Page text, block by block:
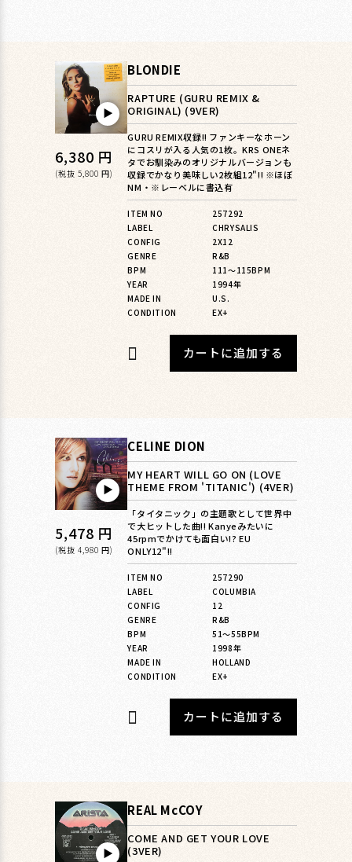
▶︎
通
常
6,380 円
(税抜 5,800 円)
BLONDIE
RAPTURE (GURU REMIX &
ORIGINAL) (9VER)
GURU REMIX収録!! ファンキーなホーン
にコスリが入る人気の1枚。KRS ONEネ
タでお馴染みのオリジナルバージョンも
収録でかなり美味しい2枚組12"!! ※ほぼ
NM・※レーベルに書込有
ITEM NO
257292
LABEL
CHRYSALIS
CONFIG
2X12
GENRE
R&B
BPM
111〜115BPM
YEAR
1994年
MADE IN
U.S.
CONDITION
EX+
カートに追加する
▶︎
通
常
5,478 円
(税抜 4,980 円)
CELINE DION
MY HEART WILL GO ON (LOVE
THEME FROM 'TITANIC') (4VER)
「タイタニック」の主題歌として世界中
で大ヒットした曲!! Kanyeみたいに
45rpmでかけても面白い!? EU
ONLY12"!!
ITEM NO
257290
LABEL
COLUMBIA
CONFIG
12
GENRE
R&B
BPM
51〜55BPM
YEAR
1998年
MADE IN
HOLLAND
CONDITION
EX+
カートに追加する
▶︎
REAL McCOY
COME AND GET YOUR LOVE
(3VER)